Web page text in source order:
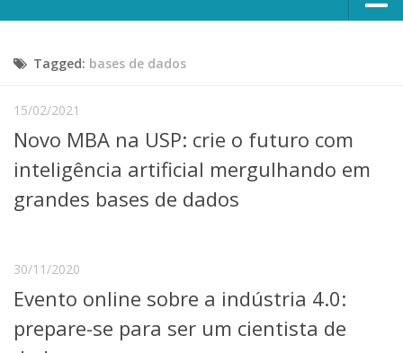
CONTATO
Escola, Institutos e Órgãos
Núcleos e Comissões
Telefones e Mapas
Pessoas
Graduação
Cursos de Extensão
Pesquisa e Inovação
Linhas de Pesquisa
Centros, Núcleos e Projetos em Rede
Tagged: bases de dados
15/02/2021
Novo MBA na USP: crie o futuro com
inteligência artificial mergulhando em
grandes bases de dados
30/11/2020
Evento online sobre a indústria 4.0:
prepare-se para ser um cientista de